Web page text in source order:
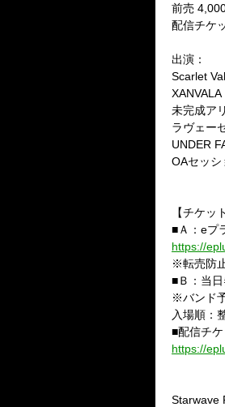
前売
配信チケ
出演：
Scarlet
XANVALA
未完成ア
ラヴェー
UNDER
OAセッシ
【チケッ
■Ａ： eプ
https://
※転売防
■Ｂ：当
※バンド
入場順：
■配信チケ
https://
Starwave